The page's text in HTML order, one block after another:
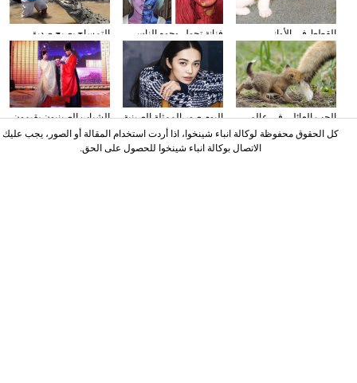
التمساح يصبح صديق
الناس في كوستا ريكا
فنانة تحول وجوه الناس
إلى الشخصيات الكرتونية
باستخدام الماكياج
القطط في الأواني
الزجاجية
الشباب الصينيون يقيمون
حفل الزفاف وفقا لطريقة
"أسرة هان"
البوم صور الممثلة الصينية
ياو تشن على مجلة
الحب العائلي في عالم
الحيوان
كل الحقوق محفوظة لوكالة انباء شينخوا، اذا أردت استخدام المقالة أو الصور، يجب عليك
الاتصال بوكالة انباء شينخوا للحصول على الحق.